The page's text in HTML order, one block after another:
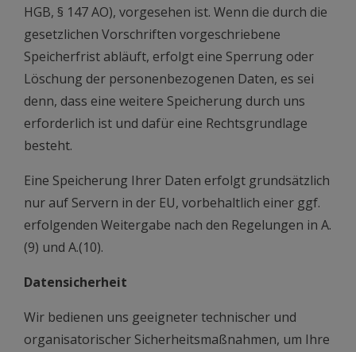
HGB, § 147 AO), vorgesehen ist. Wenn die durch die
gesetzlichen Vorschriften vorgeschriebene
Speicherfrist abläuft, erfolgt eine Sperrung oder
Löschung der personenbezogenen Daten, es sei
denn, dass eine weitere Speicherung durch uns
erforderlich ist und dafür eine Rechtsgrundlage
besteht.
Eine Speicherung Ihrer Daten erfolgt grundsätzlich
nur auf Servern in der EU, vorbehaltlich einer ggf.
erfolgenden Weitergabe nach den Regelungen in A.
(9) und A.(10).
Datensicherheit
Wir bedienen uns geeigneter technischer und
organisatorischer Sicherheitsmaßnahmen, um Ihre